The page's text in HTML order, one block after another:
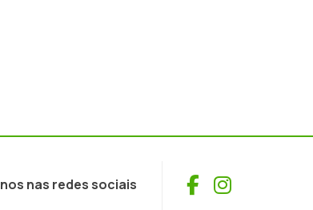
nas redes sociais Facebook
Instagram